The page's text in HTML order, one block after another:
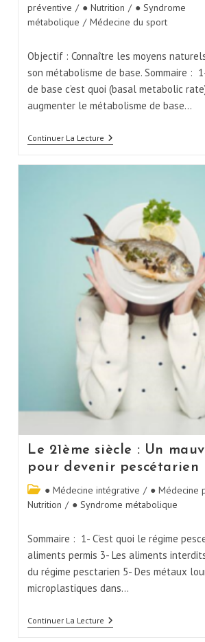
préventive / ● Nutrition / ● Syndrome
métabolique / Médecine du sport
Objectif : Connaître les moyens
son métabolisme de base. Sommaire :
de base c’est quoi (basal metabolic
augmenter le métabolisme de base…
Continuer La Lecture
Le 21ème siècle : Un
pour devenir pescétarien
● Médecine intégrative / ● Médecine
Nutrition / ● Syndrome métabolique
Sommaire : 1- C’est quoi le régime
aliments permis 3- Les aliments
du régime pesctarien 5- Des métaux
microplastiques dans…
Continuer La Lecture